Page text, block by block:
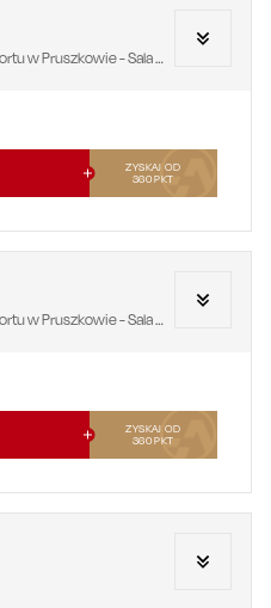
Centrum Kultury i Sportu w Pruszkowie - Sala Widowiskowa
ZYSKAJ OD
360PKT
Centrum Kultury i Sportu w Pruszkowie - Sala Widowiskowa
ZYSKAJ OD
360PKT